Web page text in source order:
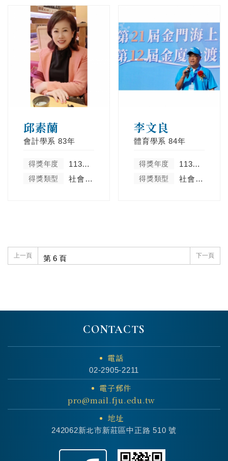
邱素蘭
會計學系 83年
得獎年度 113學年度
得獎類型 社會服務及彰顯天主教精神類
李文良
體育學系 84年
得獎年度 113學年度
得獎類型 社會服務及彰顯天主教精神類
上一頁 下一頁
CONTACTS
電話
02-2905-2211
電子郵件
pro@mail.fju.edu.tw
地址
242062新北市新莊區中正路 510 號